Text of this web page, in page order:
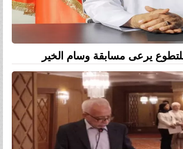
للتطوع يرعى مسابقة وسام الخير